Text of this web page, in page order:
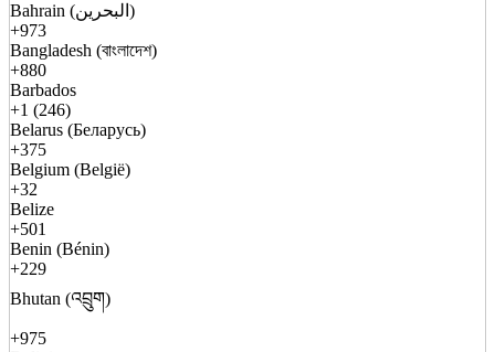
Bahrain (البحرين)
+973
Bangladesh (বাংলাদেশ)
+880
Barbados
+1 (246)
Belarus (Беларусь)
+375
Belgium (België)
+32
Belize
+501
Benin (Bénin)
+229
Bhutan (འབྲུག)
+975